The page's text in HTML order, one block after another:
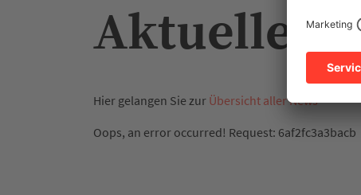
Aktuelle
Hier gelangen Sie zur Übersicht aller News
Oops, an error occurred! Request: 6af2fc3a3bacb